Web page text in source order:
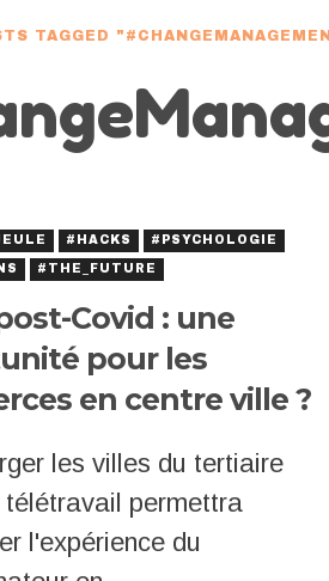
TAGGED
#HACKS #PSYCHOLOGIE
#THE_FUTURE
Covid : une
pour les
en centre ville ?
les villes du tertiaire
télétravail permettra
l'expérience du